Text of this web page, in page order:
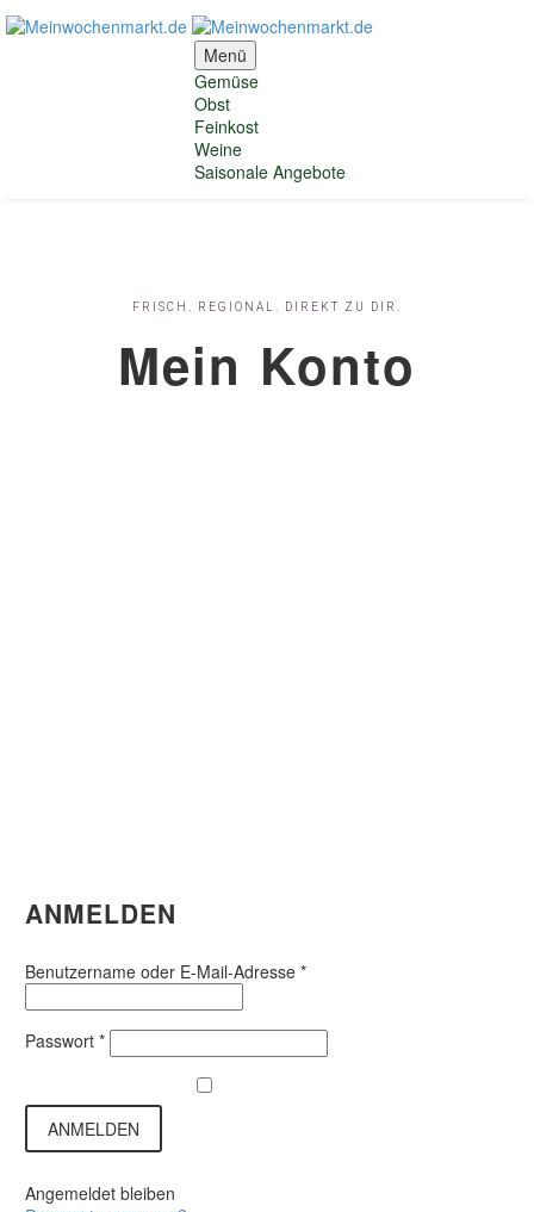
Menü
Gemüse
Obst
Feinkost
Weine
Saisonale Angebote
FRISCH. REGIONAL. DIREKT ZU DIR.
Mein Konto
ANMELDEN
Benutzername oder E-Mail-Adresse *Erforderlich
Passwort *Erforderlich
ANMELDEN
Angemeldet bleiben